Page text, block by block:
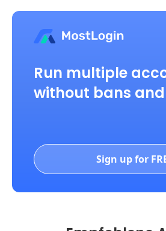
Run multiple
without bans
Sign up for